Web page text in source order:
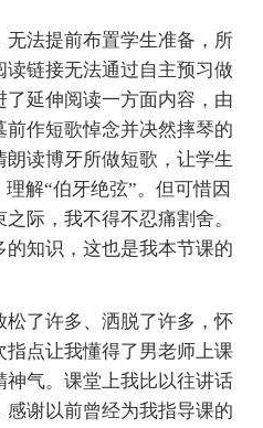
无法提前布置学生准备，所
读链接无法通过自主预习做
延伸阅读一方面内容，由
作短歌悼念并决然摔琴的
读博牙所做短歌，让学生
解“伯牙绝弦”。但可惜因
际，我不得不忍痛割舍。
知识，这也是我本节课的
松了许多、洒脱了许多，怀
点让我懂得了男老师上课
气。课堂上我比以往讲话
谢以前曾经为我指导课的